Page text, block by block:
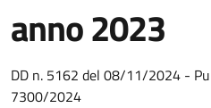
anno 2023
Dettagli della
DD n. 5162 del 08/11/2024 -
7300/2024